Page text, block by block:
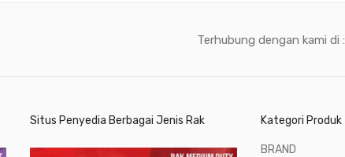
Terhubung dengan kami di :
Situs Penyedia Berbagai Jenis Rak Kategori Produk
BRAND